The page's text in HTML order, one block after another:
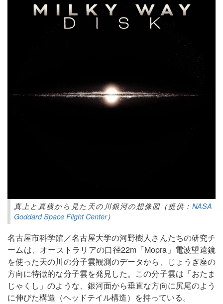
真上と真横から見た天の川銀河の想像図（提供： NASA
Goddard Space Flight Center）
名古屋市科学館／名古屋大学の河野樹人さんたちの研究チ
ームは、オーストラリアの口径22m「Mopra」電波望遠鏡
を使った天の川の分子雲観測のデータから、じょうぎ座の
方向に特徴的な分子雲を発見した。この分子雲は「おたま
じゃくし」のような、銀河面から垂直な方向に尻尾のよう
に伸びた構造（ヘッドテイル構造）を持っている。